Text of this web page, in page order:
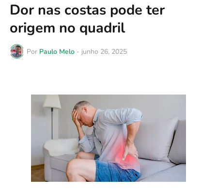
Dor nas costas pode ter
origem no quadril
Por Paulo Melo - junho 26, 2025